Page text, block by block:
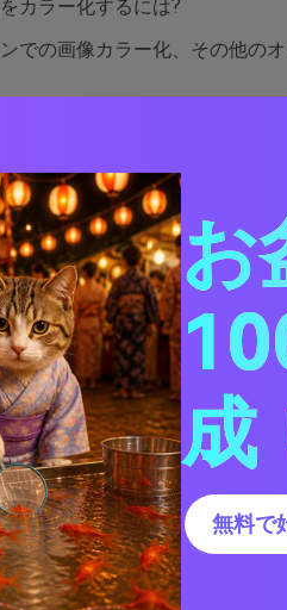
カラー化するには?
での画像カラー化、その他の
ー化された
ツールがどのように機能するか
要があります。一般的に画像
行きを追加できる
真のキャラクターを人間味のあ
える
共感しやすい
広い聴衆を魅了する
な奥行きを追加
お
成
無料で